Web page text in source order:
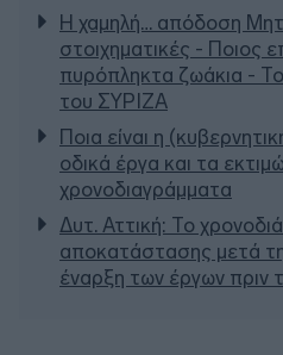
Η χαμηλή… απόδοση
στοιχηματικές - Ποιος
πυρόπληκτα ζωάκια -
του ΣΥΡΙΖΑ
Ποια είναι η
οδικά έργα και τα
χρονοδιαγράμματα
Δυτ. Αττική: Το
αποκατάστασης μετά
έναρξη των έργων πριν